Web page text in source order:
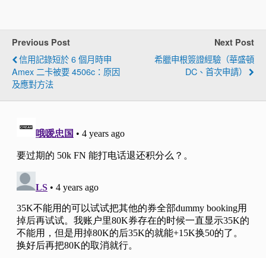
Previous Post
信用記錄短於 6 個月時申
Amex 二卡被要 4506c：原因
及應對方法
Next Post
希臘申根簽證經驗（華盛頓
DC、首次申請）